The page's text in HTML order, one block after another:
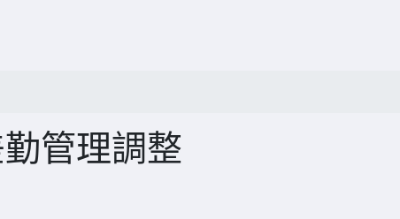
管理調整